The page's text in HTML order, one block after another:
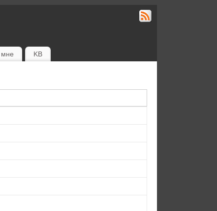
KB